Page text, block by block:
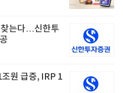
찾는다…신한투
원 급증, IRP 1